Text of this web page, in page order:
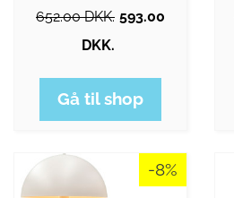
652.00 DKK. 593.00
DKK.
Gå til shop
-8%